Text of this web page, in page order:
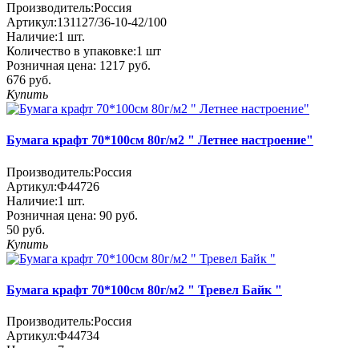
Производитель:Россия
Артикул:131127/36-10-42/100
Наличие:1 шт.
Количество в упаковке:1 шт
Розничная цена: 1217 руб.
676 руб.
Купить
Бумага крафт 70*100см 80г/м2 " Летнее настроение"
Производитель:Россия
Артикул:Ф44726
Наличие:1 шт.
Розничная цена: 90 руб.
50 руб.
Купить
Бумага крафт 70*100см 80г/м2 " Тревел Байк "
Производитель:Россия
Артикул:Ф44734